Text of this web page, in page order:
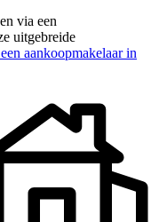
via een
uitgebreide
aankoopmakelaar in